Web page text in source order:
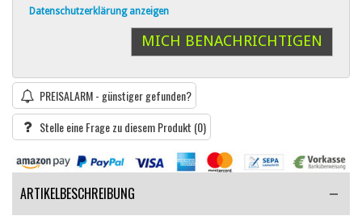
Datenschutzerklärung anzeigen
MICH BENACHRICHTIGEN
PREISALARM - günstiger gefunden?
Stelle eine Frage zu diesem Produkt (0)
ARTIKELBESCHREIBUNG